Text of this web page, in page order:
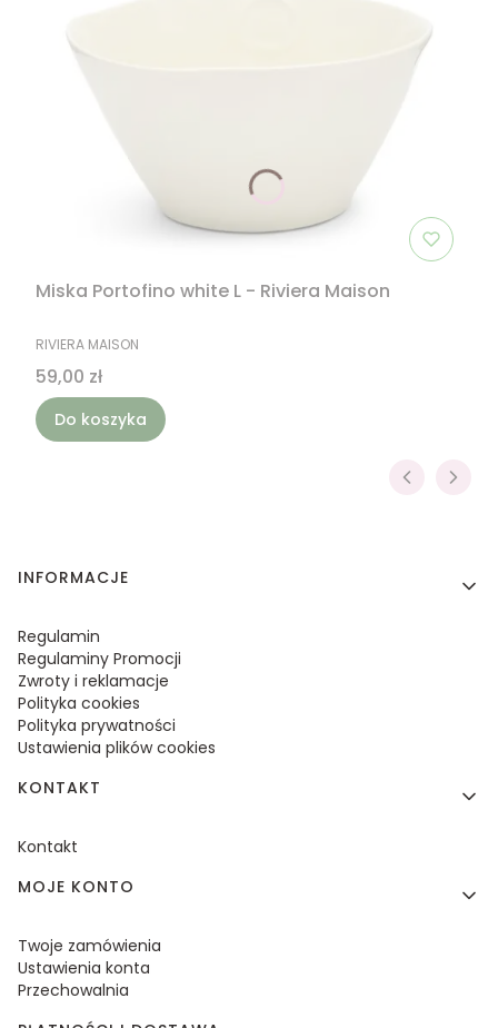
Miska Portofino white L - Riviera Maison
PRODUCENT
RIVIERA MAISON
Cena
59,00 zł
Do koszyka
Linki w stopce
INFORMACJE
Regulamin
Regulaminy Promocji
Zwroty i reklamacje
Polityka cookies
Polityka prywatności
Ustawienia plików cookies
KONTAKT
Kontakt
MOJE KONTO
Twoje zamówienia
Ustawienia konta
Przechowalnia